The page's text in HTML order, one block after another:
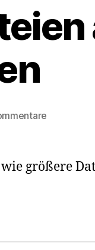
Dateien
größere